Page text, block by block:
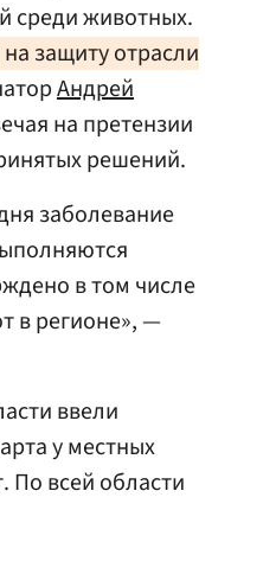
среди животных.
защиту отрасли
Андрей
на претензии
решений.
заболевание
в том числе
в регионе», —
ввели
у местных
всей области